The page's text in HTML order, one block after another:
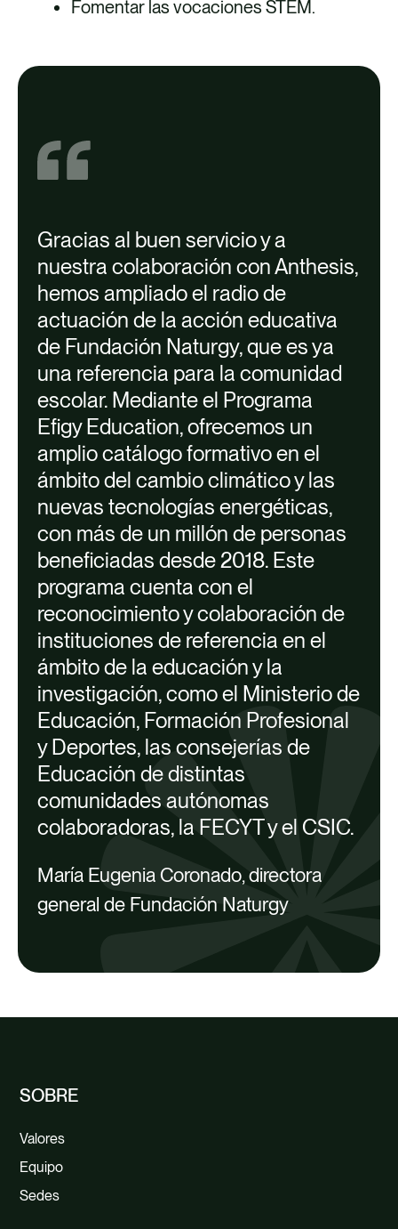
Fomentar las vocaciones STEM.
Gestión de la oficina técnica del
programa Efigy Planet, una
herramienta interactiva de innovación
pedagógica basada en la
gamificación.
Gestión y dinamización del programa
Efigy Education en el aula por todo el
territorio español.
Gestión de la secretaria técnica del
Certamen Tecnológico Efigy.
Coordinación, seguimiento y
evaluación del programa.
Gracias al buen servicio y a
nuestra colaboración conAnthesis,
hemos ampliado el radio de
actuación de la acción educativa
de Fundación Naturgy,que esya
una referencia para la comunidad
escolar. Mediante el Programa
EfigyEducation,ofrecemos un
amplio catálogo formativo en el
ámbito del cambio climático y las
nuevas tecnologías energéticas,
con más de un millón de personas
beneficiadas desde 2018. Este
programa cuenta con el
reconocimiento ycolaboración de
instituciones de referencia en el
ámbito de la educación y la
investigación, como el Ministerio de
Educación, Formación Profesional
y Deportes, las consejerías de
Educación de distintas
comunidades autónomas
colaboradoras, la FECYT y el CSIC.
María Eugenia Coronado, directora
general de Fundación Naturgy
SOBRE
Valores
Equipo
Sedes